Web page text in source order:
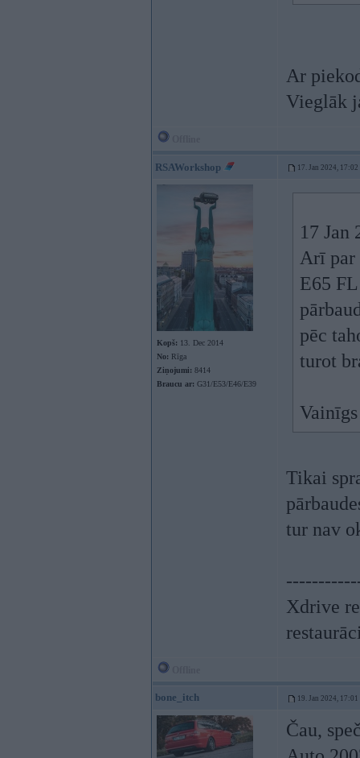
Ar
Vieglāk
RSAWorkshop 17. Jan 2024, 17:02
Kopš: 13. Dec 2014
No: Rīga
Ziņojumi: 8414
Braucu ar: G31/E53/E46/E39
17 Jan
Arī
E65
pēc
turot
Tikai
tur nav
Xdrive
bone_itch 19. Jan 2024, 17:01
Čau,